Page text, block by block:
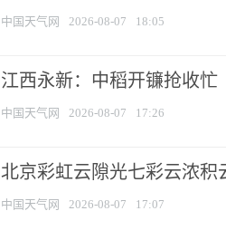
中国天气网 2026-08-07 18:05
江西永新：中稻开镰抢收忙
中国天气网 2026-08-07 17:26
北京彩虹云隙光七彩云浓积
中国天气网 2026-08-07 17:07